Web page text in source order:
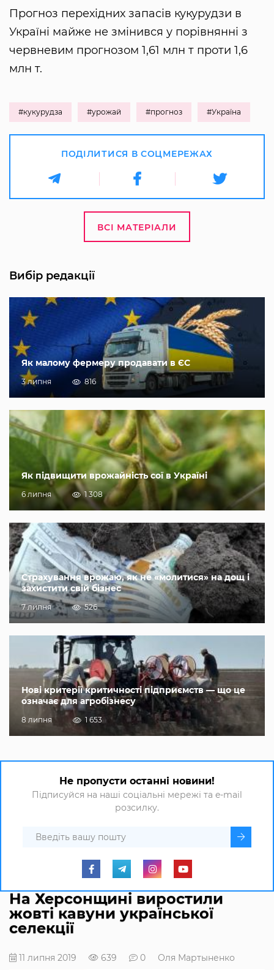
Прогноз перехідних запасів кукурудзи в
Україні майже не змінився у порівнянні з
червневим прогнозом 1,61 млн т проти 1,6
млн т.
#кукурудза #урожай #прогноз #Україна
ПОДІЛИТИСЯ В СОЦМЕРЕЖАХ
ВСІ МАТЕРІАЛИ
Вибір редакції
Як малому фермеру продавати в ЄС
3 липня 816
Як підвищити врожайність сої в Україні
6 липня 1 308
Страхування врожаю, як не «молитися» на дощ і
захистити свій бізнес
7 липня 526
Нові критерії критичності підприємств — що це
означає для агробізнесу
8 липня 1 653
Не пропусти останні новини!
Підписуйся на наші соціальні мережі та e-mail
розсилку.
На Херсонщині виростили
жовті кавуни української
селекції
11 липня 2019 639 0 Оля Мартыненко